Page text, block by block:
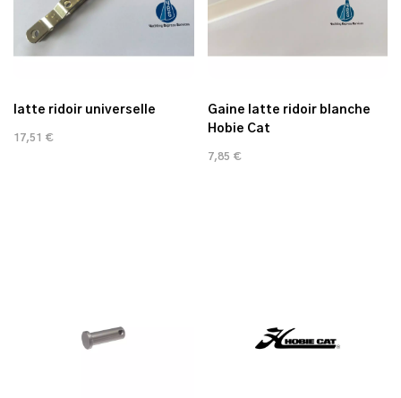
latte ridoir universelle
17,51 €
Gaine latte ridoir blanche
Hobie Cat
7,85 €